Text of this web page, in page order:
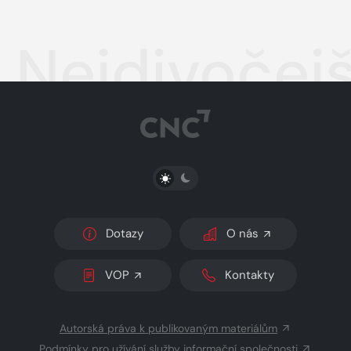
PŘEPNOUT SVĚTLÝ/TMAVÝ REŽIM
Dotazy O nás
VOP Kontakty
Autorská práva k publikovaným materiálům